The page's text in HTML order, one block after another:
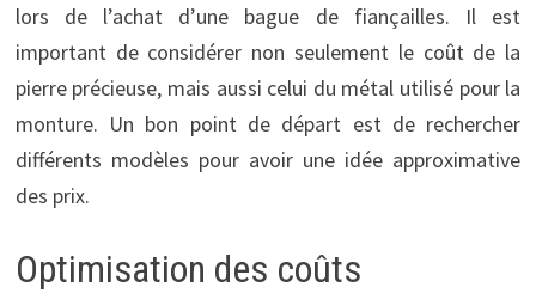
lors de l’achat d’une bague de fiançailles. Il est
important de considérer non seulement le coût de la
pierre précieuse, mais aussi celui du métal utilisé pour la
monture. Un bon point de départ est de rechercher
différents modèles pour avoir une idée approximative
des prix.
Optimisation des coûts